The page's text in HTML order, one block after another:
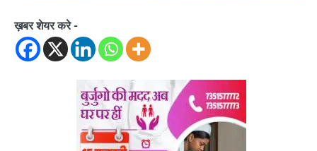
ख़बर शेयर करे -